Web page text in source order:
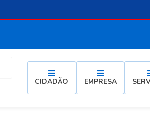
CIDADÃO EMPRESA